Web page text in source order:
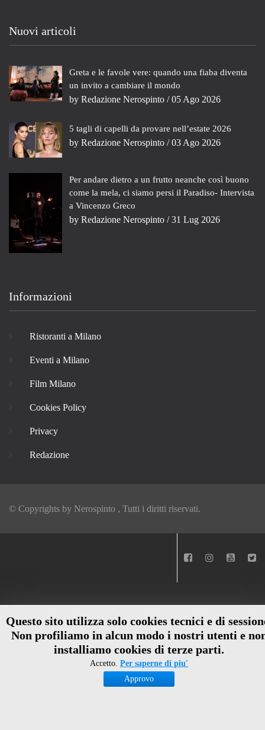
Questo sito utilizza solo cookies tecnici e di
Non profiliamo in alcun modo i nostri utenti e
installiamo cookies di terze parti.
Accetto. Per saperne di piu'
Approvo
Nuovi articoli
Greta e le favole vere: quando una fiaba diventa
un invito a cambiare il mondo
by Redazione Nerospinto / 05 Ago 2026
5 tagli di capelli da provare nell’estate 2026
by Redazione Nerospinto / 03 Ago 2026
Per andare dietro a un frutto neanche così buono
come la mela, ci siamo persi il Paradiso- Intervista
a Vincenzo Greco
by Redazione Nerospinto / 31 Lug 2026
Informazioni
Ristoranti a Milano
Eventi a Milano
Film Milano
Cookies Policy
Privacy
Redazione
© Copyrights by Nerospinto , Tutti i diritti riservati.